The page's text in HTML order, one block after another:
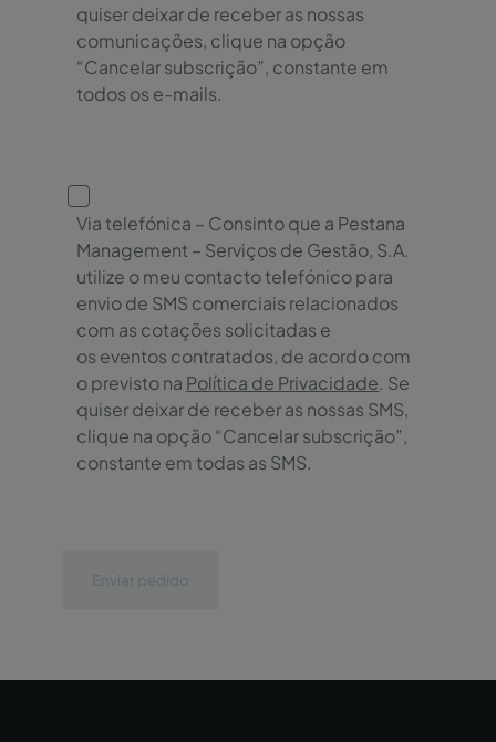
quiser deixar de receber as nossas
comunicações, clique na opção
“Cancelar subscrição”, constante em
todos os e-mails.
Via telefónica – Consinto que a Pestana
Management – Serviços de Gestão, S.A.
utilize o meu contacto telefónico para
envio de SMS comerciais relacionados
com as cotações solicitadas e
os eventos contratados, de acordo com
o previsto na Política de Privacidade. Se
quiser deixar de receber as nossas SMS,
clique na opção “Cancelar subscrição”,
constante em todas as SMS.